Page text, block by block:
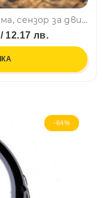
🔦 Мощен LED челник с 6 режима, сензор за движение и магнит за ползване като работна лампа, авариен режим-HX-T70S
12.17 лв.
-64%